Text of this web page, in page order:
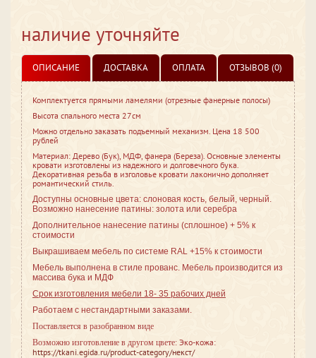
наличие уточняйте
ОПИСАНИЕ ДОСТАВКА ОПЛАТА ОТЗЫВОВ (0)
Комплектуется прямыми ламелями (отрезные фанерные полосы)
Высота спального места 27см
Можно отдельно заказать подъемный механизм. Цена 18 500
рублей
Материал: Дерево (Бук), МДФ, фанера (Береза). Основные элементы
кровати изготовлены из надежного и долговечного бука.
Декоративная резьба в изголовье кровати лаконично дополняет
романтический стиль.
Доступны основные цвета: слоновая кость, белый, черный.
Возможно нанесение патины: золота или серебра
Дополнительное нанесение патины (сплошное) + 5% к
стоимости
Выкрашиваем мебель по системе RAL +15% к стоимости
Мебель выполнена в стиле прованс. Мебель производится из
массива бука и МДФ
Срок изготовления мебели 18- 35 рабочих дней
Работаем с нестандартными заказами.
Поставляется в разобранном виде
Возможно изготовление в другом цвете: Эко-кожа:
https://tkani.egida.ru/product-category/некст/